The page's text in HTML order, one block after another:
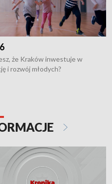
że Kraków inwestuje w
i rozwój młodych?